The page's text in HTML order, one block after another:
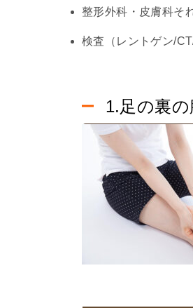
整形外科・皮膚科そ
検査（レントゲン/
1.足の裏